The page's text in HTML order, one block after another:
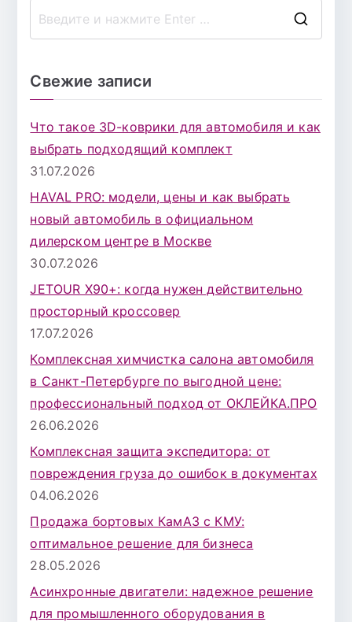
Свежие записи
Что такое 3D-коврики для автомобиля и как
выбрать подходящий комплект
31.07.2026
HAVAL PRO: модели, цены и как выбрать
новый автомобиль в официальном
дилерском центре в Москве
30.07.2026
JETOUR X90+: когда нужен действительно
просторный кроссовер
17.07.2026
Комплексная химчистка салона автомобиля
в Санкт-Петербурге по выгодной цене:
профессиональный подход от ОКЛЕЙКА.ПРО
26.06.2026
Комплексная защита экспедитора: от
повреждения груза до ошибок в документах
04.06.2026
Продажа бортовых КамАЗ с КМУ:
оптимальное решение для бизнеса
28.05.2026
Асинхронные двигатели: надежное решение
для промышленного оборудования в